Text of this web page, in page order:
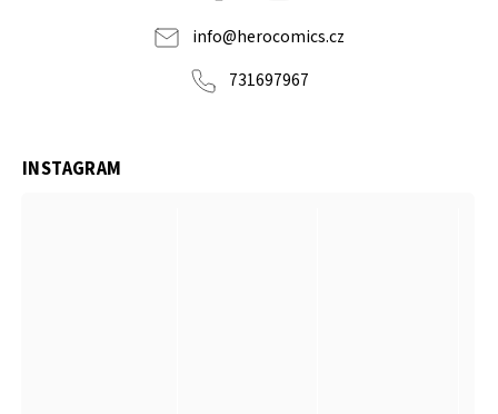
info@herocomics.cz
731697967
INSTAGRAM